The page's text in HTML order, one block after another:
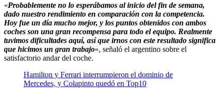
«Probablemente no lo esperábamos al inicio del fin de semana,
dado nuestro rendimiento en comparación con la competencia.
Hoy fue un día mucho mejor, y los puntos obtenidos con ambos
coches son una gran recompensa para todo el equipo. Realmente
tuvimos dificultades aquí, así que irnos con este resultado significa
que hicimos un gran trabajo«, señaló el argentino sobre el
satisfactorio andar del coche.
Hamilton y Ferrari interrumpieron el dominio de
Mercedes, y Colapinto quedó en Top10